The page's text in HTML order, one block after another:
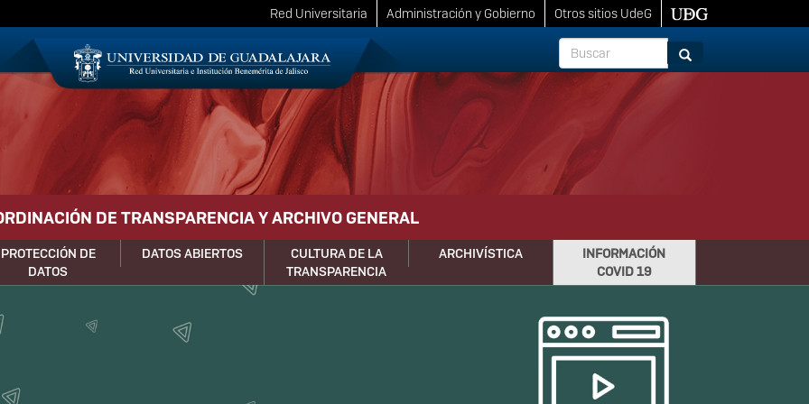
Red Universitaria Administración y Gobierno
Otros sitios UdeG
Buscar
Buscar
DE TRANSPARENCIA Y ARCHIVO GENERAL
PROTECCIÓN DE
DATOS
DATOS ABIERTOS
CULTURA DE LA
TRANSPARENCIA
ARCHIVÍSTICA
INFORMACIÓN
COVID 19